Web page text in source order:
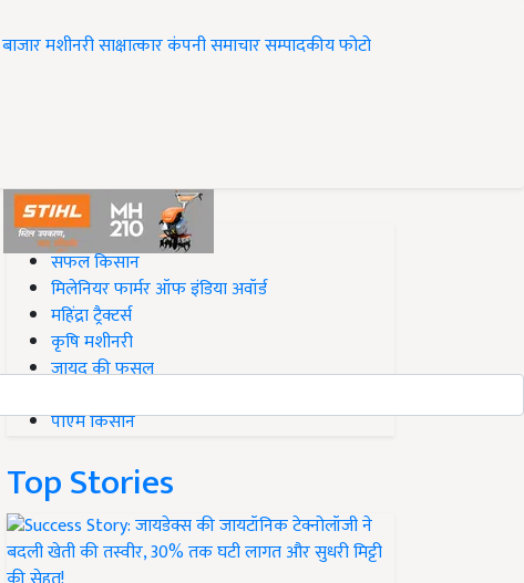
बाजारमशीनरीसाक्षात्कारकंपनी समाचारसम्पादकीयफोटो
#Top on Krishi Jagran
सफल किसान
मिलेनियर फार्मर ऑफ इंडिया अवॉर्ड
महिंद्रा ट्रैक्टर्स
कृषि मशीनरी
जायद की फसल
पीएम किसान
Top Stories